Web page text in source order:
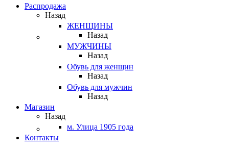
Распродажа
Назад
ЖЕНЩИНЫ
Назад
МУЖЧИНЫ
Назад
Обувь для женщин
Назад
Обувь для мужчин
Назад
Магазин
Назад
м. Улица 1905 года
Контакты